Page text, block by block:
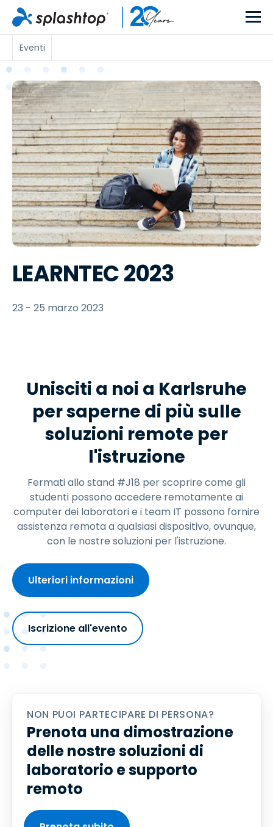
Eventi
LEARNTEC 2023
23 - 25 marzo 2023
Unisciti a noi a Karlsruhe
per saperne di più sulle
soluzioni remote per
l'istruzione
Fermati allo stand #J18 per scoprire come gli
studenti possono accedere remotamente ai
computer dei laboratori e i team IT possono fornire
assistenza remota a qualsiasi dispositivo, ovunque,
con le nostre soluzioni per l'istruzione.
Ulteriori informazioni
Iscrizione all'evento
NON PUOI PARTECIPARE DI PERSONA?
Prenota una dimostrazione
delle nostre soluzioni di
laboratorio e supporto
remoto